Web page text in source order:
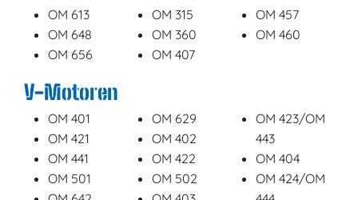
OM 613
OM 648
OM 656
OM 315
OM 360
OM 407
OM 457
OM 460
V-Motoren
OM 401
OM 421
OM 441
OM 501
OM 629
OM 402
OM 422
OM 502
OM 423/OM
443
OM 404
OM 424/OM